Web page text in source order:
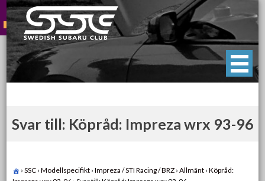
Skip
to
content
Swedish Subaru Club
För oss som älskar Subaru!
Svar till: Köpråd: Impreza wrx 93-96
› SSC › Modellspecifikt › Impreza / STI Racing / BRZ › Allmänt › Köpråd: